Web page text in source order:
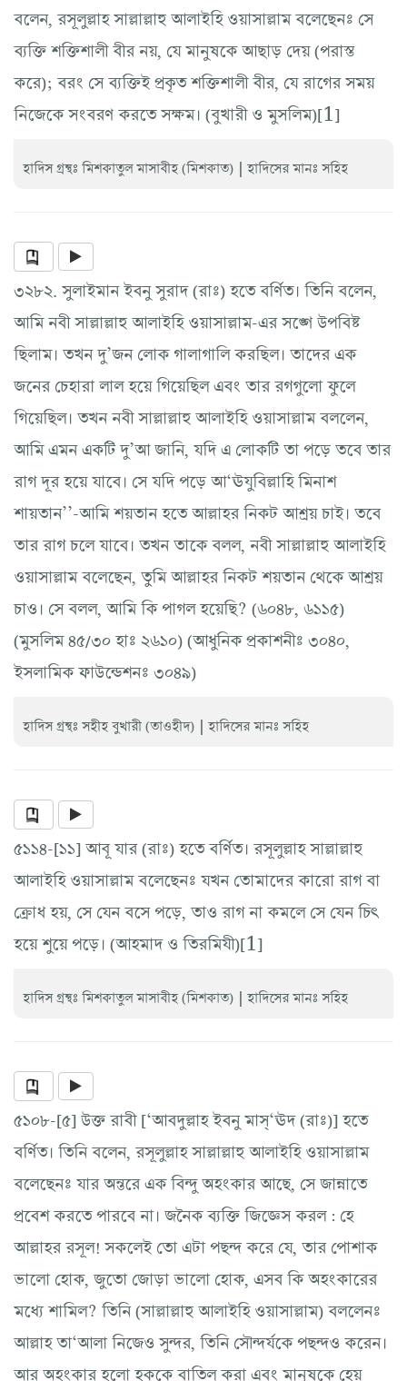
বলেন, রসূলুল্লাহ সাল্লাল্লাহু আলাইহি ওয়াসাল্লাম বলেছেনঃ সে
ব্যক্তি শক্তিশালী বীর নয়, যে মানুষকে আছাড় দেয় (পরাস্ত
করে); বরং সে ব্যক্তিই প্রকৃত শক্তিশালী বীর, যে রাগের সময়
নিজেকে সংবরণ করতে সক্ষম। (বুখারী ও মুসলিম)[1]
হাদিস গ্রন্থঃ মিশকাতুল মাসাবীহ (মিশকাত) | হাদিসের মানঃ সহিহ
৩২৮২. সুলাইমান ইবনু সুরাদ (রাঃ) হতে বর্ণিত। তিনি বলেন,
আমি নবী সাল্লাল্লাহু আলাইহি ওয়াসাল্লাম-এর সঙ্গে উপবিষ্ট
ছিলাম। তখন দু’জন লোক গালাগালি করছিল। তাদের এক
জনের চেহারা লাল হয়ে গিয়েছিল এবং তার রগগুলো ফুলে
গিয়েছিল। তখন নবী সাল্লাল্লাহু আলাইহি ওয়াসাল্লাম বললেন,
আমি এমন একটি দু’আ জানি, যদি এ লোকটি তা পড়ে তবে তার
রাগ দূর হয়ে যাবে। সে যদি পড়ে আ‘ঊযুবিল্লাহি মিনাশ
শায়তান’’-আমি শয়তান হতে আল্লাহর নিকট আশ্রয় চাই। তবে
তার রাগ চলে যাবে। তখন তাকে বলল, নবী সাল্লাল্লাহু আলাইহি
ওয়াসাল্লাম বলেছেন, তুমি আল্লাহর নিকট শয়তান থেকে আশ্রয়
চাও। সে বলল, আমি কি পাগল হয়েছি? (৬০৪৮, ৬১১৫)
(মুসলিম ৪৫/৩০ হাঃ ২৬১০) (আধুনিক প্রকাশনীঃ ৩০৪০,
ইসলামিক ফাউন্ডেশনঃ ৩০৪৯)
হাদিস গ্রন্থঃ সহীহ বুখারী (তাওহীদ) | হাদিসের মানঃ সহিহ
৫১১৪-[১১] আবূ যার (রাঃ) হতে বর্ণিত। রসূলুল্লাহ সাল্লাল্লাহু
আলাইহি ওয়াসাল্লাম বলেছেনঃ যখন তোমাদের কারো রাগ বা
ক্রোধ হয়, সে যেন বসে পড়ে, তাও রাগ না কমলে সে যেন চিৎ
হয়ে শুয়ে পড়ে। (আহমাদ ও তিরমিযী)[1]
হাদিস গ্রন্থঃ মিশকাতুল মাসাবীহ (মিশকাত) | হাদিসের মানঃ সহিহ
৫১০৮-[৫] উক্ত রাবী [‘আবদুল্লাহ ইবনু মাস্‘ঊদ (রাঃ)] হতে
বর্ণিত। তিনি বলেন, রসূলুল্লাহ সাল্লাল্লাহু আলাইহি ওয়াসাল্লাম
বলেছেনঃ যার অন্তরে এক বিন্দু অহংকার আছে, সে জান্নাতে
প্রবেশ করতে পারবে না। জনৈক ব্যক্তি জিজ্ঞেস করল : হে
আল্লাহর রসূল! সকলেই তো এটা পছন্দ করে যে, তার পোশাক
ভালো হোক, জুতো জোড়া ভালো হোক, এসব কি অহংকারের
মধ্যে শামিল? তিনি (সাল্লাল্লাহু আলাইহি ওয়াসাল্লাম) বললেনঃ
আল্লাহ তা‘আলা নিজেও সুন্দর, তিনি সৌন্দর্যকে পছন্দও করেন।
আর অহংকার হলো হককে বাতিল করা এবং মানুষকে হেয়